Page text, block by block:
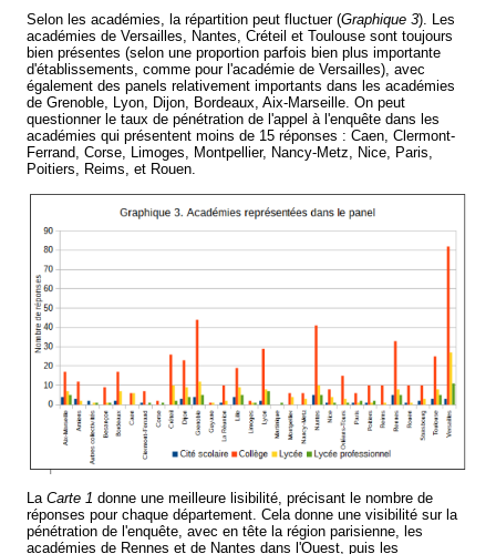
Selon les académies, la répartition peut fluctuer (Graphique 3). Les
académies de Versailles, Nantes, Créteil et Toulouse sont toujours
bien présentes (selon une proportion parfois bien plus importante
d'établissements, comme pour l'académie de Versailles), avec
également des panels relativement importants dans les académies
de Grenoble, Lyon, Dijon, Bordeaux, Aix-Marseille. On peut
questionner le taux de pénétration de l'appel à l'enquête dans les
académies qui présentent moins de 15 réponses : Caen, Clermont-
Ferrand, Corse, Limoges, Montpellier, Nancy-Metz, Nice, Paris,
Poitiers, Reims, et Rouen.
LaCarte 1 donne une meilleure lisibilité, précisant le nombre de
réponses pour chaque département. Cela donne une visibilité sur la
pénétration de l'enquête, avec en tête la région parisienne, les
académies de Rennes et de Nantes dans l'Ouest, puis les